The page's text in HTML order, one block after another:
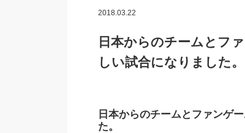
2018.03.22
日本からのチームとフ
しい試合になりました。
日本からのチームとファンゲ
た。